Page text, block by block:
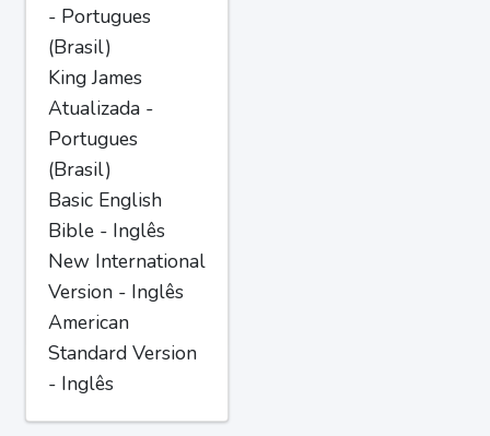
- Portugues
(Brasil)
King James
Atualizada -
Portugues
(Brasil)
Basic English
Bible - Inglês
New International
Version - Inglês
American
Standard Version
- Inglês